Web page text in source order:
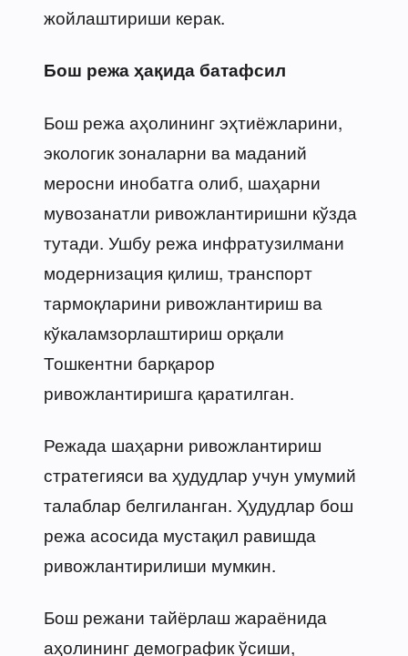
жойлаштириши керак.
Бош режа ҳақида батафсил
Бош режа аҳолининг эҳтиёжларини,
экологик зоналарни ва маданий
меросни инобатга олиб, шаҳарни
мувозанатли ривожлантиришни кўзда
тутади. Ушбу режа инфратузилмани
модернизация қилиш, транспорт
тармоқларини ривожлантириш ва
кўкаламзорлаштириш орқали
Тошкентни барқарор
ривожлантиришга қаратилган.
Режада шаҳарни ривожлантириш
стратегияси ва ҳудудлар учун умумий
талаблар белгиланган. Ҳудудлар бош
режа асосида мустақил равишда
ривожлантирилиши мумкин.
Бош режани тайёрлаш жараёнида
аҳолининг демографик ўсиши,